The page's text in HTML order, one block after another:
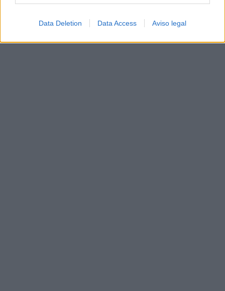
Data Deletion Data Access Aviso legal